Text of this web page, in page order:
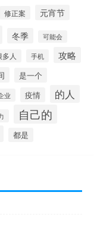
修正案 元宵节
冬季 可能会
多人 手机 攻略
是一个
业 疫情 的人
自己的
都是